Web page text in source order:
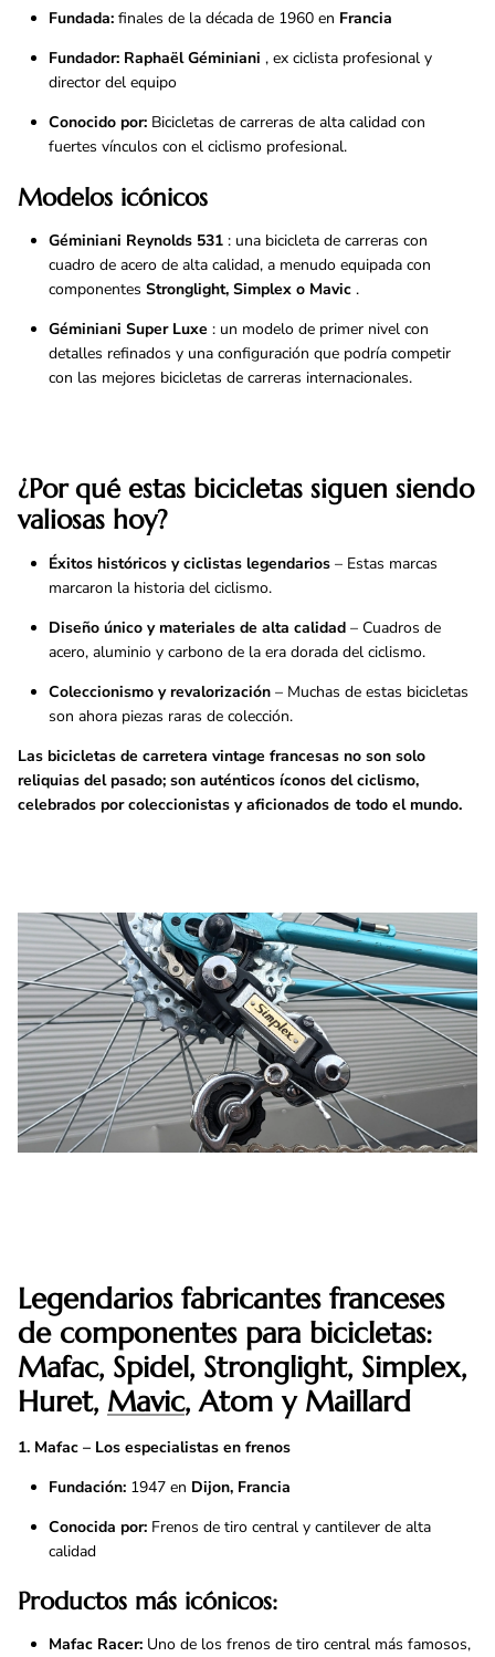
Fundada: finales de la década de 1960 en Francia
Fundador: Raphaël Géminiani , ex ciclista profesional y
director del equipo
Conocido por: Bicicletas de carreras de alta calidad con
fuertes vínculos con el ciclismo profesional.
Modelos icónicos
Géminiani Reynolds 531 : una bicicleta de carreras con
cuadro de acero de alta calidad, a menudo equipada con
componentes Stronglight, Simplex o Mavic .
Géminiani Super Luxe : un modelo de primer nivel con
detalles refinados y una configuración que podría competir
con las mejores bicicletas de carreras internacionales.
¿Por qué estas bicicletas siguen siendo
valiosas hoy?
Éxitos históricos y ciclistas legendarios – Estas marcas
marcaron la historia del ciclismo.
Diseño único y materiales de alta calidad – Cuadros de
acero, aluminio y carbono de la era dorada del ciclismo.
Coleccionismo y revalorización – Muchas de estas bicicletas
son ahora piezas raras de colección.
Las bicicletas de carretera vintage francesas no son solo
reliquias del pasado; son auténticos íconos del ciclismo,
celebrados por coleccionistas y aficionados de todo el mundo.
Legendarios fabricantes franceses
de componentes para bicicletas:
Mafac, Spidel, Stronglight, Simplex,
Huret, Mavic, Atom y Maillard
1. Mafac – Los especialistas en frenos
Fundación: 1947 en Dijon, Francia
Conocida por: Frenos de tiro central y cantilever de alta
calidad
Productos más icónicos:
Mafac Racer: Uno de los frenos de tiro central más famosos,